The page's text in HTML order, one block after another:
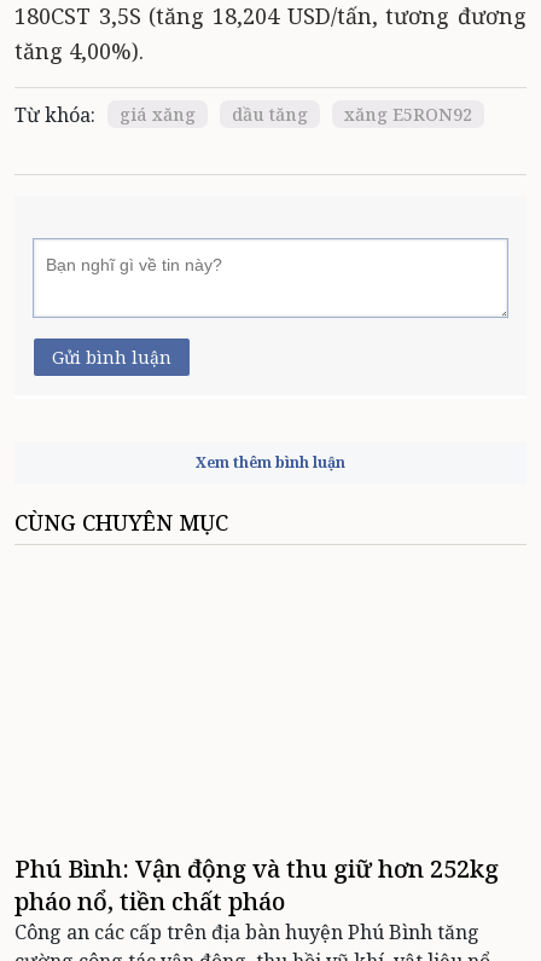
180CST 3,5S (tăng 18,204 USD/tấn, tương đương
tăng 4,00%).
Từ khóa: giá xăng dầu tăng xăng E5RON92
Gửi bình luận
Xem thêm bình luận
CÙNG CHUYÊN MỤC
Phú Bình: Vận động và thu giữ hơn 252kg
pháo nổ, tiền chất pháo
Công an các cấp trên địa bàn huyện Phú Bình tăng